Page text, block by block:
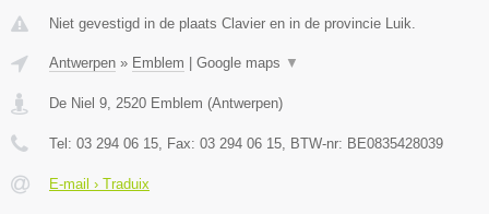
Niet gevestigd in de plaats Clavier en in de provincie Luik.
Antwerpen » Emblem Google maps ▼
De Niel 9 2520 Emblem (Antwerpen)
Tel: 03 294 06 15 , Fax: 03 294 06 15 , BTW-nr: BE0835428039
E-mail › Traduix